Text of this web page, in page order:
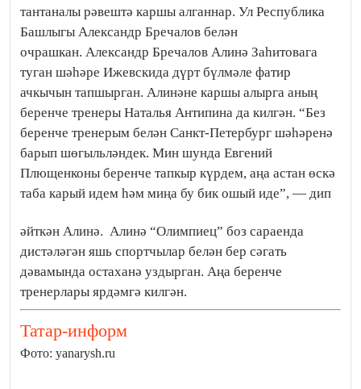
тантаналы рәвештә каршы алганнар. Ул Рес­публика
Башлыгы Александр Бречалов белән
очрашкан. Александр Бречалов Алинә Заһитовага
туган шәһәре Ижевскида дүрт бүлмәле фатир
ачкычын тапшырган. Алинәне каршы алырга аның
беренче тренеры Наталья Антипина да килгән. “Без
беренче тренерым белән Санкт-Петербург шәһәренә
барып шөгыльләндек. Мин шунда Евгений
Плющенконы беренче тапкыр күрдем, аңа астан өскә
таба карый идем һәм миңа бу бик ошый иде”, — дип
әйткән Алинә. Алинә “Олимпиец” боз сараенда
дистәләгән яшь спортчылар белән бер сәгать
дәвамында остаханә уздырган. Аңа беренче
тренерлары ярдәмгә килгән.
Татар-информ
Фото: yanarysh.ru